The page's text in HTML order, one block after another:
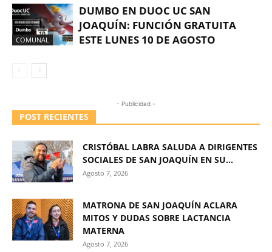
COMUNAL
DUMBO EN DUOC UC SAN
JOAQUÍN: FUNCIÓN GRATUITA
ESTE LUNES 10 DE AGOSTO
- Publicidad -
POST RECIENTES
CRISTÓBAL LABRA SALUDA A DIRIGENTES
SOCIALES DE SAN JOAQUÍN EN SU...
Agosto 7, 2026
MATRONA DE SAN JOAQUÍN ACLARA
MITOS Y DUDAS SOBRE LACTANCIA
MATERNA
Agosto 7, 2026